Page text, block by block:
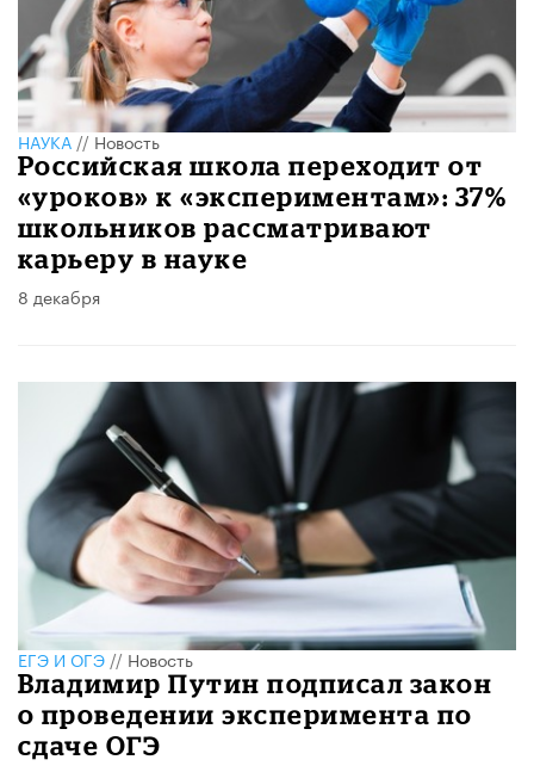
НАУКА//Новость
Российская школа переходит от
«уроков» к «экспериментам»: 37%
школьников рассматривают
карьеру в науке
8 декабря
ЕГЭ И ОГЭ // Новость
Владимир Путин подписал закон
о проведении эксперимента по
сдаче ОГЭ